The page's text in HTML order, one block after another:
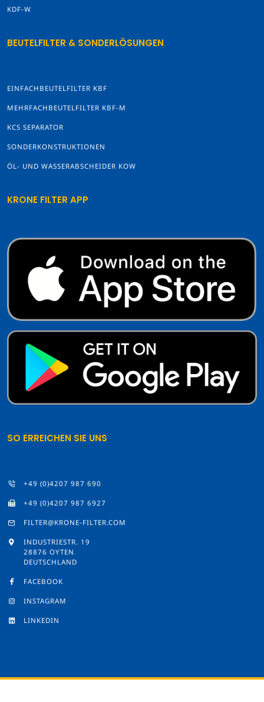
KDF-W
BEUTELFILTER & SONDERLÖSUNGEN
EINFACHBEUTELFILTER KBF
MEHRFACHBEUTELFILTER KBF-M
KCS SEPARATOR
SONDERKONSTRUKTIONEN
ÖL- UND WASSERABSCHEIDER KOW
KRONE FILTER APP
SO ERREICHEN SIE UNS
+49 (0)4207 987 690
+49 (0)4207 987 6927
FILTER@KRONE-FILTER.COM
INDUSTRIESTR. 19
28876 OYTEN
DEUTSCHLAND
FACEBOOK
INSTAGRAM
LINKEDIN